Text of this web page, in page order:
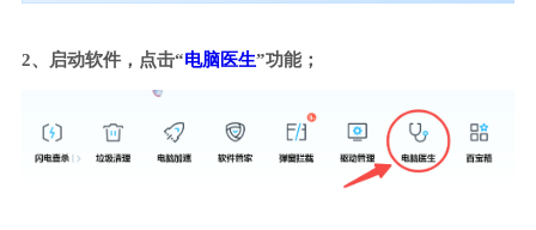
2、启动软件，点击“电脑医生”功能；